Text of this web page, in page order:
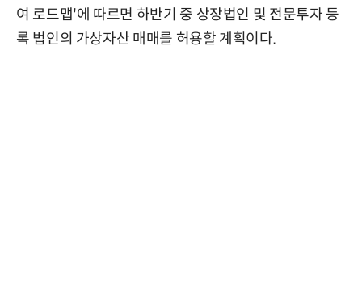
여 로드맵'에 따르면 하반기 중 상장법인 및 전문투자 등
록 법인의 가상자산 매매를 허용할 계획이다.